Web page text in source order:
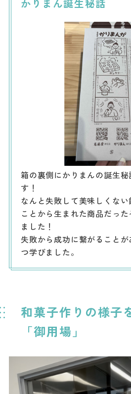
かりまん誕生秘話
箱の裏側にかりまんの誕生秘
す！
なんと失敗して美味しくな
ことから生まれた商品だっ
ました！
失敗から成功に繋がること
つ学びました。
和菓子作りの様子
「御用場」